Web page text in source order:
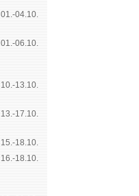
01.-04.10.
01.-06.10.
10.-13.10.
13.-17.10.
15.-18.10.
16.-18.10.